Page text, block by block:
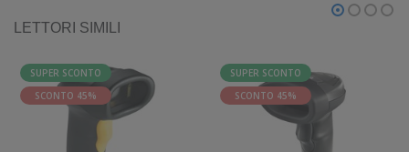
LETTORI SIMILI
SUPER SCONTO
SCONTO 45%
SUPER SCONTO
SCONTO 45%